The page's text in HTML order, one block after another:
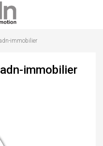
immobilier
immobilier